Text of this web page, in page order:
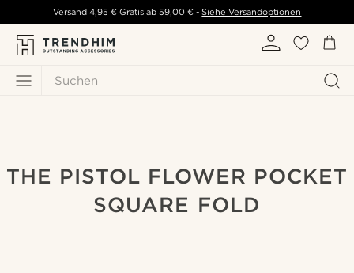
Suchen
Versand 4,95 € Gratis ab 59,00 € - Siehe Versandoptionen
THE PISTOL FLOWER POCKET
SQUARE FOLD